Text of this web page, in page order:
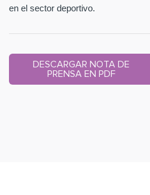
en el sector deportivo.
DESCARGAR NOTA DE
PRENSA EN PDF